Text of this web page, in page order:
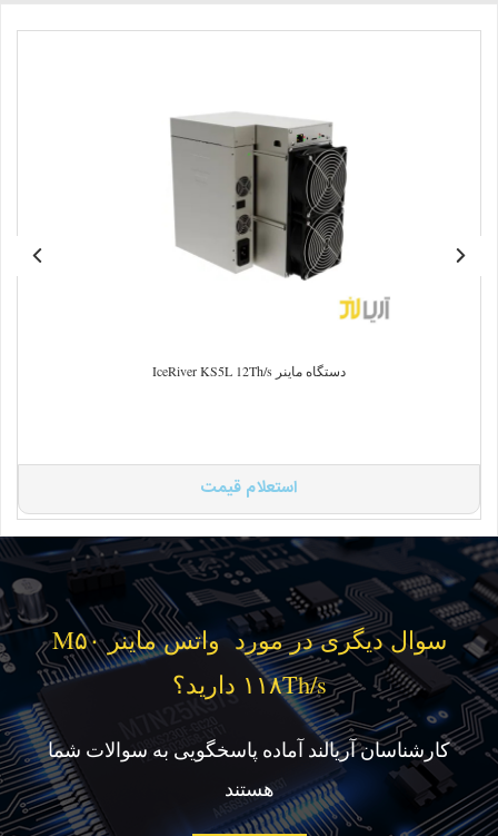
دستگاه ماینر IceRiver KS5L 12Th/s
استعلام قیمت
سوال دیگری در مورد واتس ماینر M۵۰
۱۱۸Th/s دارید؟
کارشناسان آریالند آماده پاسخگویی به سوالات شما
هستند